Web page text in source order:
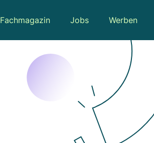
Fachmagazin Jobs Werben